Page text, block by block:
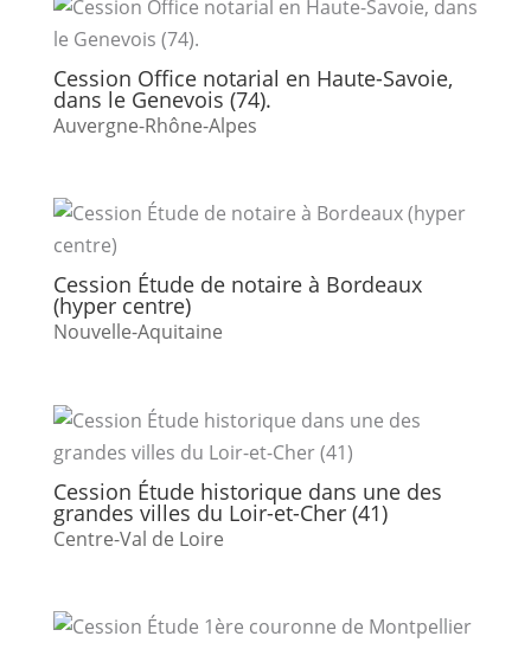
Cession Office notarial en Haute-Savoie,
dans le Genevois (74).
Auvergne-Rhône-Alpes
Cession Étude de notaire à Bordeaux
(hyper centre)
Nouvelle-Aquitaine
Cession Étude historique dans une des
grandes villes du Loir-et-Cher (41)
Centre-Val de Loire